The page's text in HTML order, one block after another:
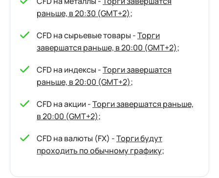
раньше, в 20:30 (GMT+2);
CFD на сырьевые товары -Торги
завершатся раньше, в 20:00 (GMT+2);
CFD на индексы -Торги завершатся
раньше, в 20:00 (GMT+2);
CFD на акции -Торги завершатся раньше,
в 20:00 (GMT+2);
CFD на валюты (FX) -Торги будут
проходить по обычному графику;